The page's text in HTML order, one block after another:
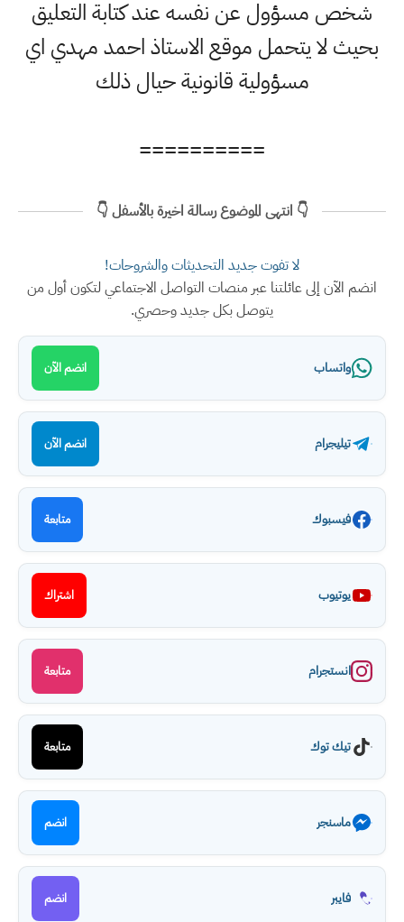
شخص مسؤول عن نفسه عند كتابة التعليق
بحيث لا يتحمل موقع الاستاذ احمد مهدي اي
مسؤولية قانونية حيال ذلك
==========
👇 انتهى الموضوع رسالة اخيرة بالأسفل 👇
لا تفوت جديد التحديثات والشروحات!
انضم الآن إلى عائلتنا عبر منصات التواصل الاجتماعي لتكون أول من
يتوصل بكل جديد وحصري.
واتساب انضم الآن
تيليجرام انضم الآن
فيسبوك متابعة
يوتيوب اشتراك
انستجرام متابعة
تيك توك متابعة
ماسنجر انضم
فايبر انضم